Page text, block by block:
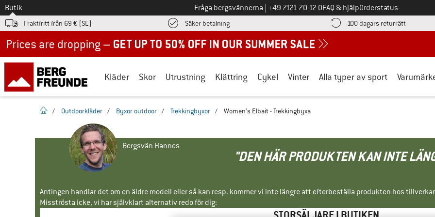
Till
Butik Fråga bergsvännerna Ring oss på
+49 7121-70 12 0FAQ & hjälpOrderstatus
Fraktfritt från 69 € (SE) Säker betalningHitta betalningsinformationen här! Öppnas i en inforuta
100 dagars returrätt Gå till
Kläder Skor Utrustning Klättring Cykel Vinter Alla typer av sport
Hemsida
/ Outdoorkläder / Byxor outdoor / Trekkingbyxor / Women's Elbait - Trekkingbyxa
Bergsvän Hannes
"DEN HÄR PRODUKTEN KAN INTE
Antingen handlar det om en äldre modell eller så kan resp. kommer vi inte längre att efterbeställa produkten hos
Misströsta icke, vi har självklart alternativ redo för dig: